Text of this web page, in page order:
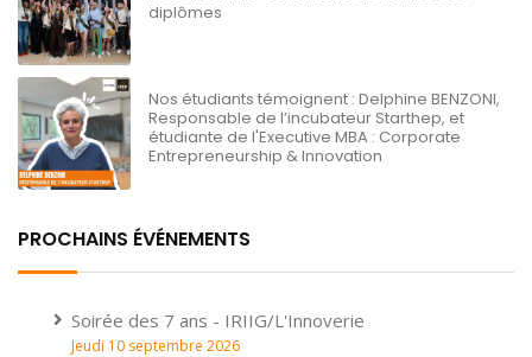
diplômes
Nos étudiants témoignent : Delphine BENZONI,
Responsable de l’incubateur Starthep, et
étudiante de l'Executive MBA : Corporate
Entrepreneurship & Innovation
PROCHAINS ÉVÉNEMENTS
Soirée des 7 ans - IRIIG/L'Innoverie
Jeudi 10 septembre 2026